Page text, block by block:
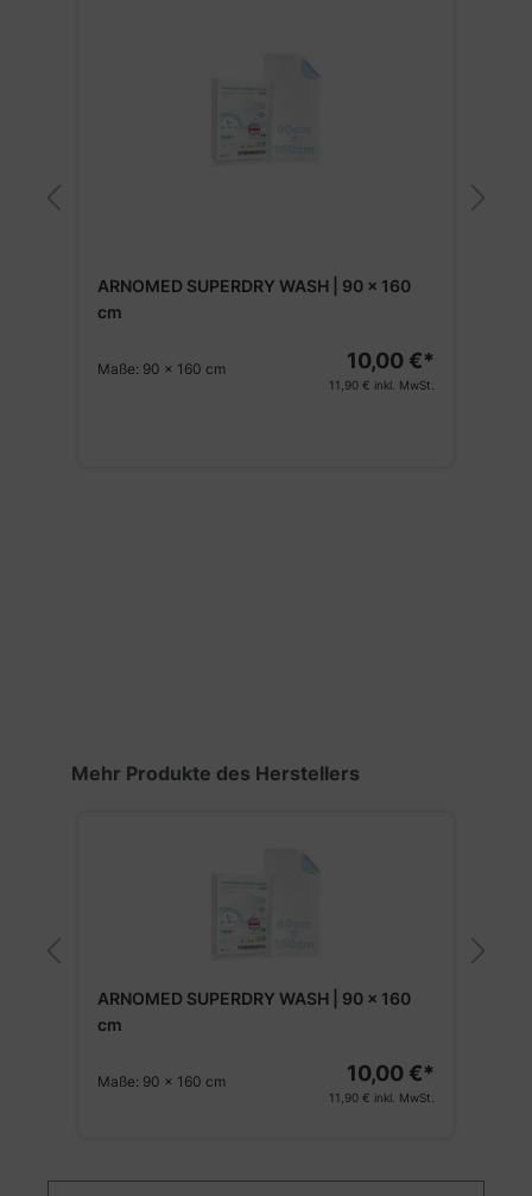
ARNOMED SUPERDRY WASH | 90 x 160
cm
Maße: 90 x 160 cm 10,00 €*
11,90 € inkl. MwSt.
Produktgalerie überspringen
Mehr Produkte des Herstellers
ARNOMED SUPERDRY WASH | 90 x 160
cm
Maße: 90 x 160 cm 10,00 €*
11,90 € inkl. MwSt.